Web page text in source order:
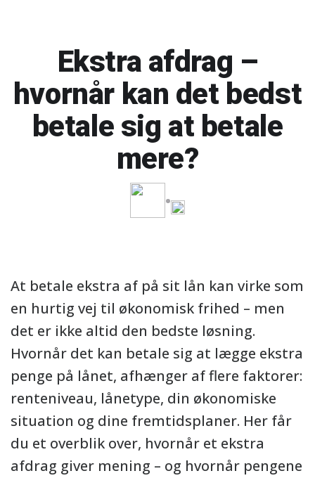
Ekstra afdrag –
hvornår kan det bedst
betale sig at betale
mere?
At betale ekstra af på sit lån kan virke som
en hurtig vej til økonomisk frihed – men
det er ikke altid den bedste løsning.
Hvornår det kan betale sig at lægge ekstra
penge på lånet, afhænger af flere faktorer:
renteniveau, lånetype, din økonomiske
situation og dine fremtidsplaner. Her får
du et overblik over, hvornår et ekstra
afdrag giver mening – og hvornår pengene